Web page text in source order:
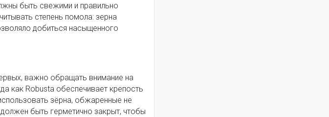
быть свежими и правильно
степень помола: зерна
добиться насыщенного
важно обращать внимание на
как Robusta обеспечивает крепость
зёрна, обжаренные не
быть герметично закрыт, чтобы